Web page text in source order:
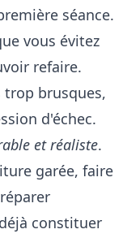
séance.
vous évitez
refaire.
brusques,
d'échec.
et réaliste.
garée, faire
constituer